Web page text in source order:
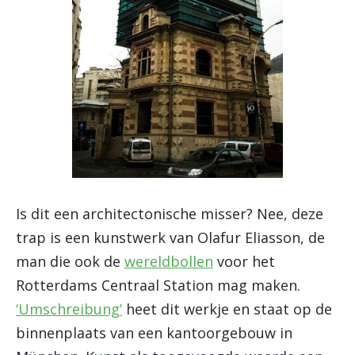
Is dit een architectonische misser? Nee, deze
trap is een kunstwerk van Olafur Eliasson, de
man die ook de wereldbollen voor het
Rotterdams Centraal Station mag maken.
‘Umschreibung’ heet dit werkje en staat op de
binnenplaats van een kantoorgebouw in